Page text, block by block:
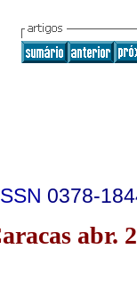
0378-
abr.